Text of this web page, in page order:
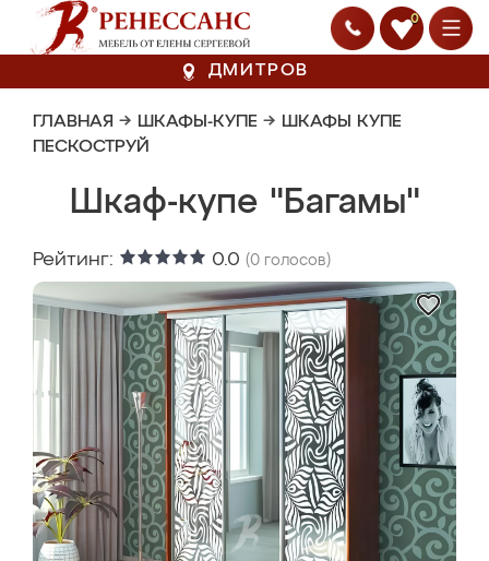
0
ДМИТРОВ
ГЛАВНАЯ → ШКАФЫ-КУПЕ → ШКАФЫ КУПЕ
ПЕСКОСТРУЙ
Шкаф-купе "Багамы"
Рейтинг: 0.0 (0 голосов)